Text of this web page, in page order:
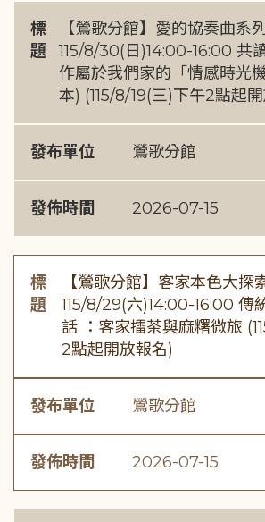
標
題
【鶯歌分館】愛的協奏曲系
115/8/30(日)14:00-16:00 共
作屬於我們家的「情感時光
本) (115/8/19(三)下午2點起
發布單位 鶯歌分館
發佈時間 2026-07-15
標
題
【鶯歌分館】客家本色大探
115/8/29(六)14:00-16:00 傳
話 ：客家擂茶與麻糬微旅
2點起開放報名)
發布單位 鶯歌分館
發佈時間 2026-07-15